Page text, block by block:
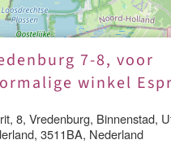
7-8, voor
winkel
8, Vredenburg, Binnenstad,
3511BA, Nederland